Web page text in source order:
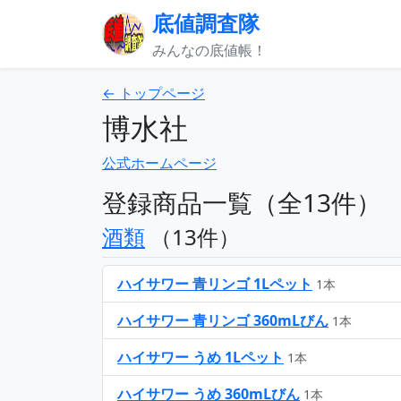
底値調査隊
みんなの底値帳！
← トップページ
博水社
公式ホームページ
登録商品一覧（全13件）
酒類 （13件）
ハイサワー 青リンゴ 1Lペット 1本
ハイサワー 青リンゴ 360mLびん 1本
ハイサワー うめ 1Lペット 1本
ハイサワー うめ 360mLびん 1本